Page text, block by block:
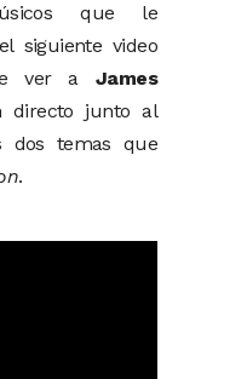
que le
siguiente video
ver a James
directo junto al
dos temas que
.